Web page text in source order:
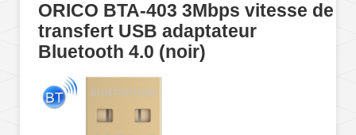
ORICO BTA-403 3Mbps vitesse de
transfert USB adaptateur
Bluetooth 4.0 (noir)